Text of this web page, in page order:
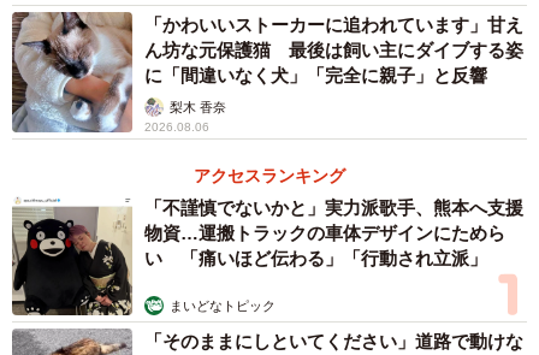
3/4
赤ちゃんとシベリアンハスキー（提供）
「かわいいストーカーに追われています」甘え
ん坊な元保護猫 最後は飼い主にダイブする姿
に「間違いなく犬」「完全に親子」と反響
梨木 香奈
2026.08.06
アクセスランキング
「不謹慎でないかと」実力派歌手、熊本へ支援
物資…運搬トラックの車体デザインにためら
い 「痛いほど伝わる」「行動され立派」
まいどなトピック
「そのままにしといてください」道路で動けな